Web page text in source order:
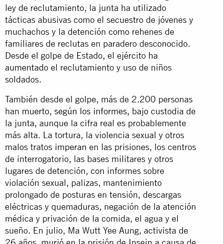
ley de reclutamiento, la junta ha utilizado
tácticas abusivas como el secuestro de jóvenes y
muchachos y la detención como rehenes de
familiares de reclutas en paradero desconocido.
Desde el golpe de Estado, el ejército ha
aumentado el reclutamiento y uso de niños
soldados.
También desde el golpe, más de 2.200 personas
han muerto, según los informes, bajo custodia de
la junta, aunque la cifra real es probablemente
más alta. La tortura, la violencia sexual y otros
malos tratos imperan en las prisiones, los centros
de interrogatorio, las bases militares y otros
lugares de detención, con informes sobre
violación sexual, palizas, mantenimiento
prolongado de posturas en tensión, descargas
eléctricas y quemaduras, negación de la atención
médica y privación de la comida, el agua y el
sueño. En julio, Ma Wutt Yee Aung, activista de